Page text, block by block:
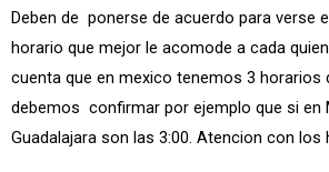
Deben de ponerse de acuerdo para verse
horario que mejor le acomode a cada
cuenta que en mexico tenemos 3 horarios
debemos confirmar por ejemplo que si en
Guadalajara son las 3:00. Atencion con los